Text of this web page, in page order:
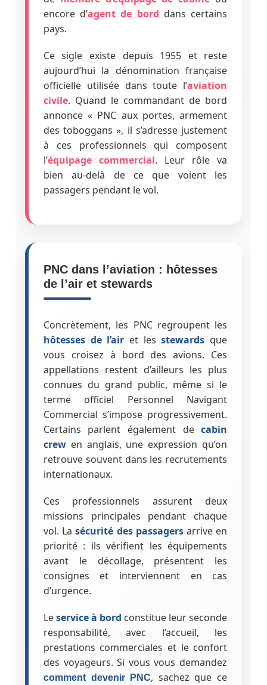
encore d’agent de bord dans certains
pays.
Ce sigle existe depuis 1955 et reste
aujourd’hui la dénomination française
officielle utilisée dans toute l’aviation
civile. Quand le commandant de bord
annonce « PNC aux portes, armement
des toboggans », il s’adresse justement
à ces professionnels qui composent
l’équipage commercial. Leur rôle va
bien au-delà de ce que voient les
passagers pendant le vol.
PNC dans l’aviation : hôtesses
de l’air et stewards
Concrètement, les PNC regroupent les
hôtesses de l’air et lesstewards que
vous croisez à bord des avions. Ces
appellations restent d’ailleurs les plus
connues du grand public, même si le
terme officiel Personnel Navigant
Commercial s’impose progressivement.
Certains parlent également decabin
crewen anglais, une expression qu’on
retrouve souvent dans les recrutements
internationaux.
Ces professionnels assurent deux
missions principales pendant chaque
vol. Lasécurité des passagersarrive en
priorité : ils vérifient les équipements
avant le décollage, présentent les
consignes et interviennent en cas
d’urgence.
Leservice à bord constitue leur seconde
responsabilité, avec l’accueil, les
prestations commerciales et le confort
des voyageurs. Si vous vous demandez
comment devenir PNC, sachez que ce